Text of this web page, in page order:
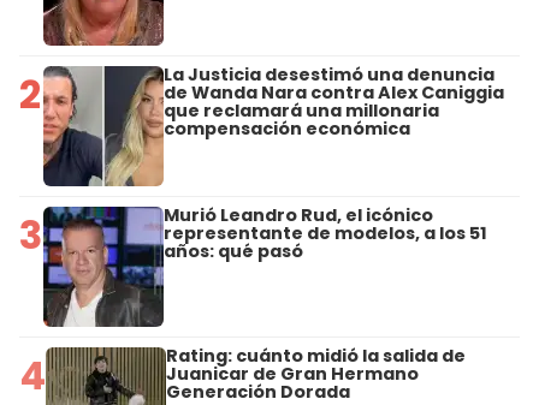
2 La Justicia desestimó una denuncia
de Wanda Nara contra Alex Caniggia
que reclamará una millonaria
compensación económica
3 Murió Leandro Rud, el icónico
representante de modelos, a los 51
años: qué pasó
4 Rating: cuánto midió la salida de
Juanicar de Gran Hermano
Generación Dorada